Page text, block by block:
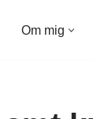
Om mig